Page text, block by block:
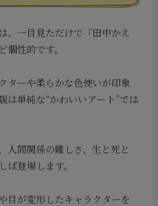
、一目見ただけで「田中かえ
性的です。
ターや柔らかな色使いが印象
は単純な“かわいいアート”では
人間関係の難しさ、生と死と
ば登場します。
目が変形したキャラクターを